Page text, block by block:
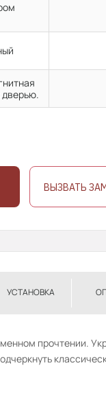
дверью.
ВЫЗВАТЬ
УСТАНОВКА
прочтении.